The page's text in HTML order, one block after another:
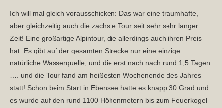
Ich will mal gleich vorausschicken: Das war eine traumhafte,
aber gleichzeitig auch die zachste Tour seit sehr sehr langer
Zeit! Eine großartige Alpintour, die allerdings auch ihren Preis
hat: Es gibt auf der gesamten Strecke nur eine einzige
natürliche Wasserquelle, und die erst nach nach rund 1,5 Tagen
…. und die Tour fand am heißesten Wochenende des Jahres
statt! Schon beim Start in Ebensee hatte es knapp 30 Grad und
es wurde auf den rund 1100 Höhenmetern bis zum Feuerkogel